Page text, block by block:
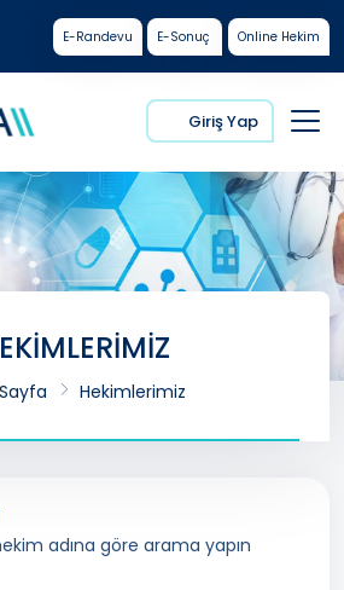
E-Randevu E-Sonuç Online Hekim
Giriş Yap
Hekimlerimiz
adına göre arama yapın